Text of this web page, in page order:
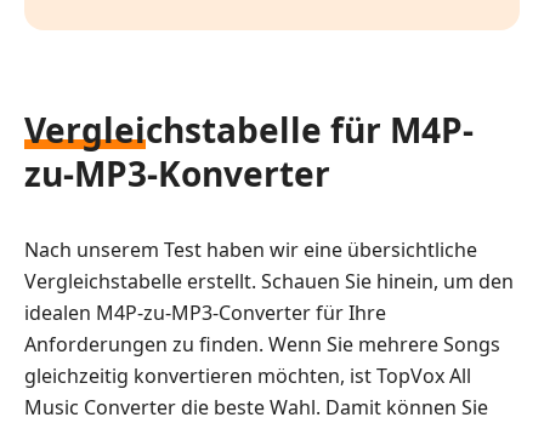
Vergleichstabelle für M4P-
zu-MP3-Konverter
Nach unserem Test haben wir eine übersichtliche
Vergleichstabelle erstellt. Schauen Sie hinein, um den
idealen M4P-zu-MP3-Converter für Ihre
Anforderungen zu finden. Wenn Sie mehrere Songs
gleichzeitig konvertieren möchten, ist TopVox All
Music Converter die beste Wahl. Damit können Sie